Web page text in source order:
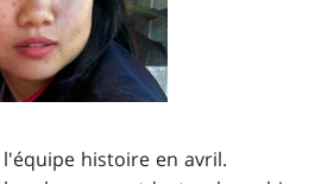
histoire en avril.